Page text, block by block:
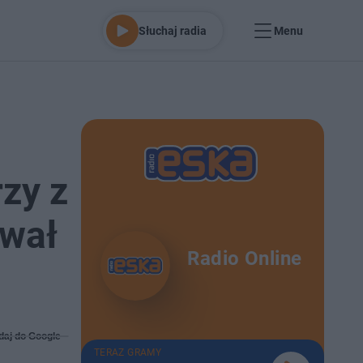
Słuchaj radia Menu
z
do Google
Radio Online
TERAZ GRAMY